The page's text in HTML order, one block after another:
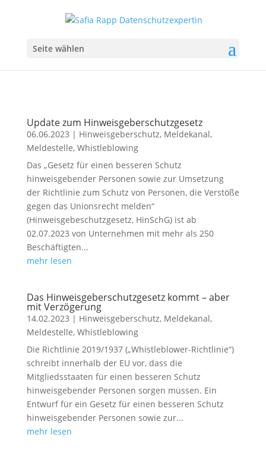
Seite wählen
Update zum Hinweisgeberschutzgesetz
06.06.2023 | Hinweisgeberschutz, Meldekanal,
Meldestelle, Whistleblowing
Das „Gesetz für einen besseren Schutz
hinweisgebender Personen sowie zur Umsetzung
der Richtlinie zum Schutz von Personen, die Verstöße
gegen das Unionsrecht melden“
(Hinweisgebeschutzgesetz, HinSchG) ist ab
02.07.2023 von Unternehmen mit mehr als 250
Beschäftigten...
mehr lesen
Das Hinweisgeberschutzgesetz kommt – aber
mit Verzögerung
14.02.2023 | Hinweisgeberschutz, Meldekanal,
Meldestelle, Whistleblowing
Die Richtlinie 2019/1937 („Whistleblower-Richtlinie“)
schreibt innerhalb der EU vor, dass die
Mitgliedsstaaten für einen besseren Schutz
hinweisgebender Personen sorgen müssen. Ein
Entwurf für ein Gesetz für einen besseren Schutz
hinweisgebender Personen sowie zur...
mehr lesen